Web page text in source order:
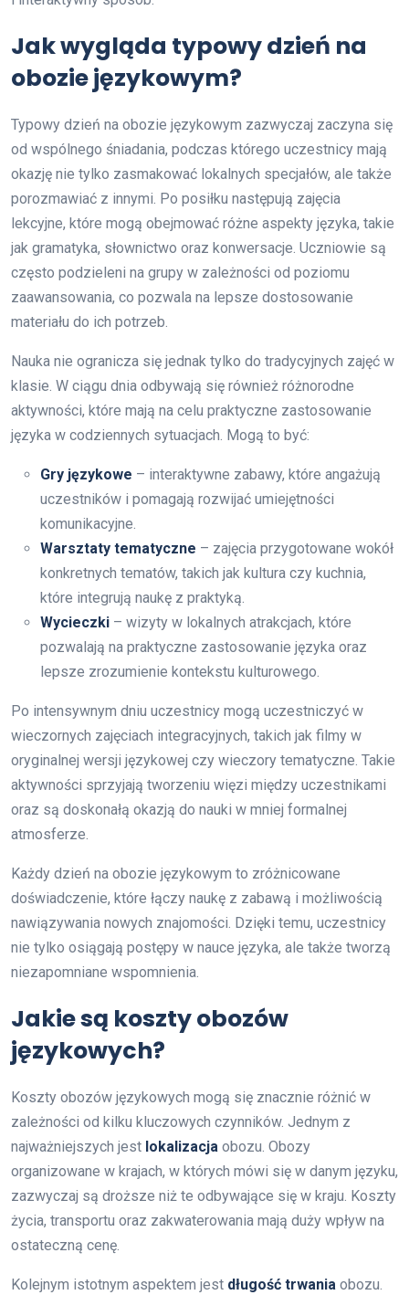
Jak wygląda typowy dzień na
obozie językowym?
Typowy dzień na obozie językowym zazwyczaj zaczyna się
od wspólnego śniadania, podczas którego uczestnicy mają
okazję nie tylko zasmakować lokalnych specjałów, ale także
porozmawiać z innymi. Po posiłku następują zajęcia
lekcyjne, które mogą obejmować różne aspekty języka, takie
jak gramatyka, słownictwo oraz konwersacje. Uczniowie są
często podzieleni na grupy w zależności od poziomu
zaawansowania, co pozwala na lepsze dostosowanie
materiału do ich potrzeb.
Nauka nie ogranicza się jednak tylko do tradycyjnych zajęć w
klasie. W ciągu dnia odbywają się również różnorodne
aktywności, które mają na celu praktyczne zastosowanie
języka w codziennych sytuacjach. Mogą to być:
Gry językowe – interaktywne zabawy, które angażują
uczestników i pomagają rozwijać umiejętności
komunikacyjne.
Warsztaty tematyczne – zajęcia przygotowane wokół
konkretnych tematów, takich jak kultura czy kuchnia,
które integrują naukę z praktyką.
Wycieczki – wizyty w lokalnych atrakcjach, które
pozwalają na praktyczne zastosowanie języka oraz
lepsze zrozumienie kontekstu kulturowego.
Po intensywnym dniu uczestnicy mogą uczestniczyć w
wieczornych zajęciach integracyjnych, takich jak filmy w
oryginalnej wersji językowej czy wieczory tematyczne. Takie
aktywności sprzyjają tworzeniu więzi między uczestnikami
oraz są doskonałą okazją do nauki w mniej formalnej
atmosferze.
Każdy dzień na obozie językowym to zróżnicowane
doświadczenie, które łączy naukę z zabawą i możliwością
nawiązywania nowych znajomości. Dzięki temu, uczestnicy
nie tylko osiągają postępy w nauce języka, ale także tworzą
niezapomniane wspomnienia.
Jakie są koszty obozów
językowych?
Koszty obozów językowych mogą się znacznie różnić w
zależności od kilku kluczowych czynników. Jednym z
najważniejszych jest lokalizacja obozu. Obozy
organizowane w krajach, w których mówi się w danym języku,
zazwyczaj są droższe niż te odbywające się w kraju. Koszty
życia, transportu oraz zakwaterowania mają duży wpływ na
ostateczną cenę.
Kolejnym istotnym aspektem jest długość trwania obozu.